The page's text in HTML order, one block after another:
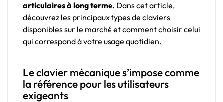
articulaires à long terme. Dans cet article,
découvrez les principaux types de claviers
disponibles sur le marché et comment choisir celui
qui correspond à votre usage quotidien.
Le clavier mécanique s’impose comme
la référence pour les utilisateurs
exigeants